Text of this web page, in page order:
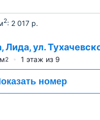
2: 2 017 р.
Лида, ул.
м2 1 этаж из 9
номер